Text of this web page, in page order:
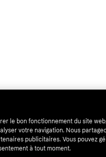
le bon fonctionnement du site
votre navigation. Nous
publicitaires. Vous pouvez
à tout moment.